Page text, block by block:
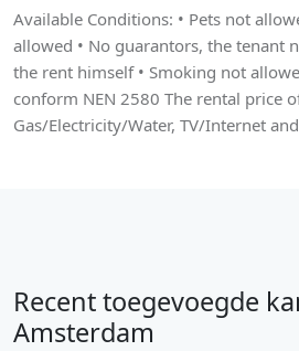
Available Conditions: • Pets not
allowed • No guarantors, the tenant
the rent himself • Smoking not
conform NEN 2580 The rental price
Gas/Electricity/Water, TV/Internet
Recent toegevoegde
Amsterdam